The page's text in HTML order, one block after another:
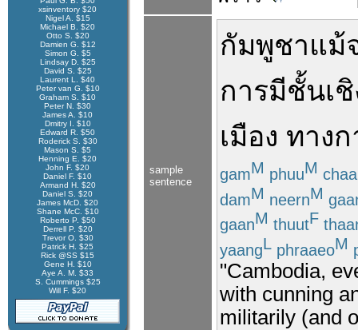
xsinventory $20
Nigel A. $15
Michael B. $20
Otto S. $20
Damien G. $12
Simon G. $5
Lindsay D. $25
David S. $25
Laurent L. $40
Peter van G. $10
Graham S. $10
Peter N. $30
James A. $10
Dmitry I. $10
Edward R. $50
Roderick S. $30
Mason S. $5
Henning E. $20
John F. $20
Daniel F. $10
Armand H. $20
Daniel S. $20
James McD. $20
Shane McC. $10
Roberto P. $50
Derrell P. $20
Trevor O. $30
Patrick H. $25
Rick @SS $15
Gene H. $10
Aye A. M. $33
S. Cummings $25
Will F. $20
sample
sentence
กัมพูชาแม้
การมีชั้นเชิ
เมือง ทาง
gamM phuuM chaa
damM neernM
gaanM thuutF
yaangL phraaeoM
"Cambodia,
with cunning
militarily (and